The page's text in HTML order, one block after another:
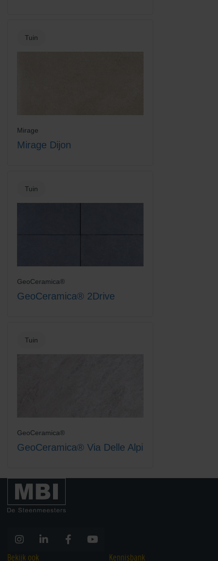
Tuin
Mirage
Mirage Dijon
Tuin
GeoCeramica®
GeoCeramica® 2Drive
Tuin
GeoCeramica®
GeoCeramica® Via Delle Alpi
Bekijk ook Kennisbank